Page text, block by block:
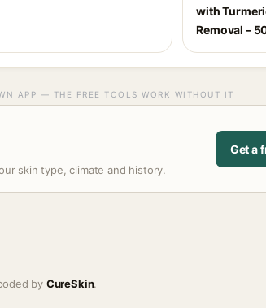
with
Removal –
APP — THE FREE TOOLS WORK WITHOUT IT
skin type, climate and history.
Get a
by CureSkin.